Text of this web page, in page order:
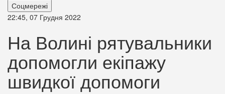
Соцмережі
22:45, 07 Грудня 2022
На Волині рятувальники
допомогли екіпажу
швидкої допомоги